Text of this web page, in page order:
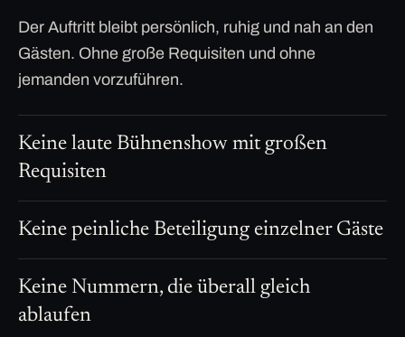
Der Auftritt bleibt persönlich, ruhig und nah an den
Gästen. Ohne große Requisiten und ohne
jemanden vorzuführen.
Keine laute Bühnenshow mit großen
Requisiten
Keine peinliche Beteiligung einzelner Gäste
Keine Nummern, die überall gleich
ablaufen